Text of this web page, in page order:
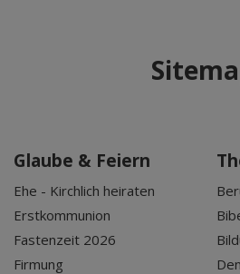
Glaube & Feiern
Ehe - Kirchlich heiraten
Erstkommunion
Fastenzeit 2026
Firmung